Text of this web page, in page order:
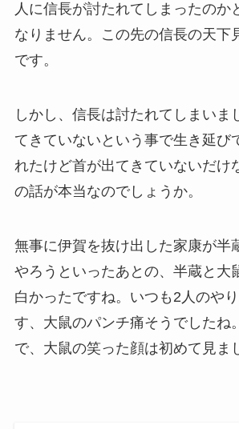
人に信長が討たれてしまったのか
なりません。この先の信長の天下
です。
しかし、信長は討たれてしまいま
てきていないという事で生き延び
れたけど首が出てきていないだけ
の話が本当なのでしょうか。
無事に伊賀を抜け出した家康が半
やろうといったあとの、半蔵と大
白かったですね。いつも2人のや
す、大鼠のパンチ痛そうでしたね
で、大鼠の笑った顔は初めて見ま